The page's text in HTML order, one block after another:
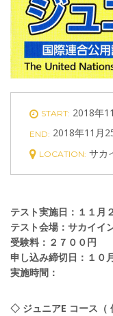
START: 2018年
END: 2018年11月
LOCATION: サカ
テスト実施日：１１月
テスト会場：サカイイ
受験料：２７００円
申し込み締切日：１０
実施時間：
◇ ジュニアE コース（